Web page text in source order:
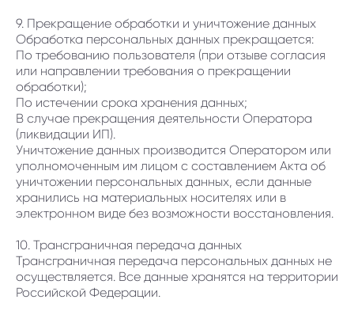
9. Прекращение обработки и уничтожение данных
Обработка персональных данных прекращается:
По требованию пользователя (при отзыве согласия
или направлении требования о прекращении
обработки);
По истечении срока хранения данных;
В случае прекращения деятельности Оператора
(ликвидации ИП).
Уничтожение данных производится Оператором или
уполномоченным им лицом с составлением Акта об
уничтожении персональных данных, если данные
хранились на материальных носителях или в
электронном виде без возможности восстановления.
10. Трансграничная передача данных
Трансграничная передача персональных данных не
осуществляется. Все данные хранятся на территории
Российской Федерации.